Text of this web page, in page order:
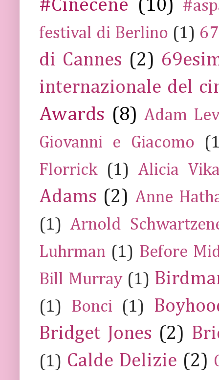
#Cinecene (10)
festival di Berlino (1)
di Cannes (2)
internazionale del
Awards (8) Adam
Giovanni e Giacomo
Florrick
(1) Alicia
Adams (2) Anne
(1) Arnold
Luhrman (1) Before
Bill Murray (1)
(1) Bonci (1)
Bridget Jones (2)
(1) Calde Delizie (2)